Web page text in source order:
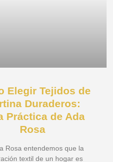
Elegir Tejidos de
Duraderos:
Práctica de Ada
Rosa
Rosa entendemos que la
textil de un hogar es